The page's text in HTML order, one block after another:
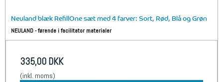
Neuland blæk RefillOne sæt med 4 farver: Sort, Rød, Blå og Grøn
NEULAND - førende i facilitator materialer
335,00 DKK
(inkl. moms)